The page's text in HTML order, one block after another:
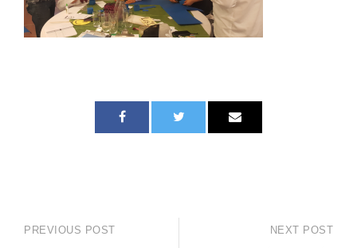
PREVIOUS POST NEXT POST